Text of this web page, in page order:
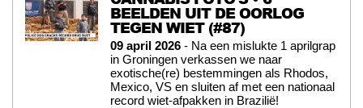
BEELDEN UIT DE OORLOG
TEGEN WIET (#87)
09 april 2026 - Na een mislukte 1 aprilgrap
in Groningen verkassen we naar
exotische(re) bestemmingen als Rhodos,
Mexico, VS en sluiten af met een nationaal
record wiet-afpakken in Brazilië!